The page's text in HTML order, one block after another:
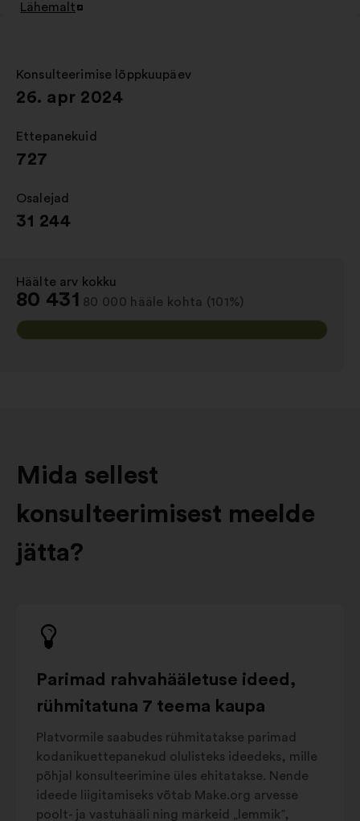
Lähemalt
Avamine
Konsulteerimise lõppkuupäev
:
26. apr 2024
Ettepanekuid
:
727
Osalejad
:
31 244
Häälte arv kokku
:
80 431 80 000 hääle kohta (101%)
Mida sellest
konsulteerimisest meelde
jätta?
Parimad rahvahääletuse ideed,
rühmitatuna 7 teema kaupa
Platvormile saabudes rühmitatakse parimad
kodanikuettepanekud olulisteks ideedeks, mille
põhjal konsulteerimine üles ehitatakse. Nende
ideede liigitamiseks võtab Make.org arvesse
poolt- ja vastuhääli ning märkeid „lemmik”,